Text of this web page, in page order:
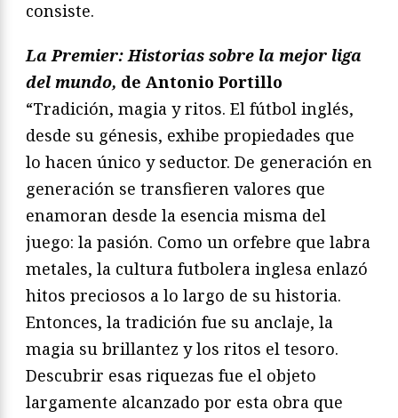
consiste.
La Premier: Historias sobre la mejor liga
del mundo, de Antonio Portillo
“Tradición, magia y ritos. El fútbol inglés,
desde su génesis, exhibe propiedades que
lo hacen único y seductor. De generación en
generación se transfieren valores que
enamoran desde la esencia misma del
juego: la pasión. Como un orfebre que labra
metales, la cultura futbolera inglesa enlazó
hitos preciosos a lo largo de su historia.
Entonces, la tradición fue su anclaje, la
magia su brillantez y los ritos el tesoro.
Descubrir esas riquezas fue el objeto
largamente alcanzado por esta obra que